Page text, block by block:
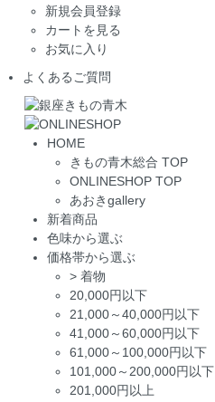
新規会員登録
カートを見る
お気に入り
よくあるご質問
HOME
きもの青木総合 TOP
ONLINESHOP TOP
あおきgallery
新着商品
色味から選ぶ
価格帯から選ぶ
> 着物
20,000円以下
21,000～40,000円以下
41,000～60,000円以下
61,000～100,000円以下
101,000～200,000円以下
201,000円以上